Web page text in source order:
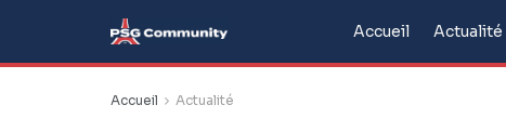
Accueil Actualité
Accueil Actualité